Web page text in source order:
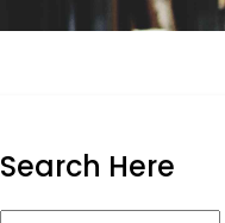
Search Here